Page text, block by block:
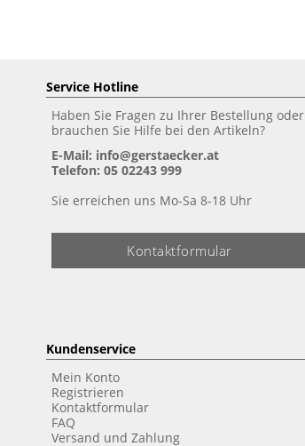
Service Hotline
Haben Sie Fragen zu Ihrer Bestellung oder
brauchen Sie Hilfe bei den Artikeln?
E-Mail: info@gerstaecker.at
Telefon: 05 02243 999
Sie erreichen uns Mo-Sa 8-18 Uhr
Kontaktformular
Kundenservice
Mein Konto
Registrieren
Kontaktformular
FAQ
Versand und Zahlung